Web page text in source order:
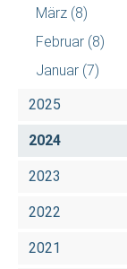
März (8)
Februar (8)
Januar (7)
2025
2024
2023
2022
2021